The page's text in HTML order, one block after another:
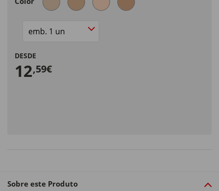
Size
DESDE
12,59€
Sobre este Produto